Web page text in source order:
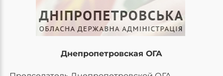
Днепропетровская ОГА